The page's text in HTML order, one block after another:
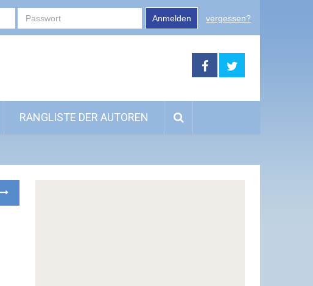
Anmelden vergessen?
RANGLISTE DER AUTOREN